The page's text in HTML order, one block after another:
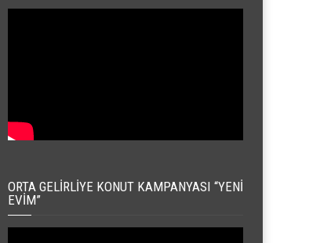
ORTA GELIRLIYE KONUT KAMPANYASI “YENI
EVIM”